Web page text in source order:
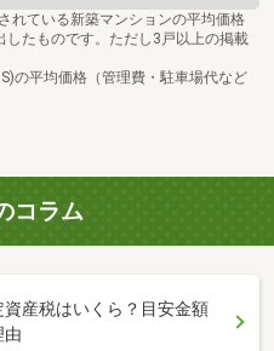
れている新築マンションの平均価格
したものです。ただし3戸以上の掲載
の平均価格（管理費・駐車場代など
コラム
産税はいくら？目安金額
由